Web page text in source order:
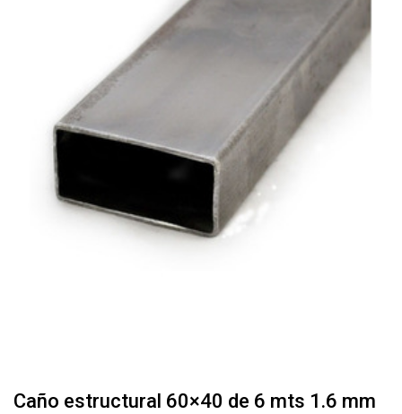
Caño estructural 60×40 de 6 mts 1.6 mm